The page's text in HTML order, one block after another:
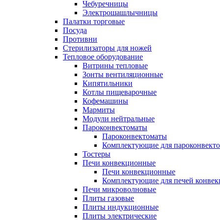
Чебуречницы
Электрошашлычницы
Палатки торговые
Посуда
Противни
Стерилизаторы для ножей
Тепловое оборудование
Витрины тепловые
Зонты вентиляционные
Кипятильники
Котлы пищеварочные
Кофемашины
Мармиты
Модули нейтральные
Пароконвектоматы
Пароконвектоматы
Комплектующие для
Тостеры
Печи конвекционные
Печи конвекционные
Комплектующие для печей
Печи микроволновые
Плиты газовые
Плиты индукционные
Плиты электрические